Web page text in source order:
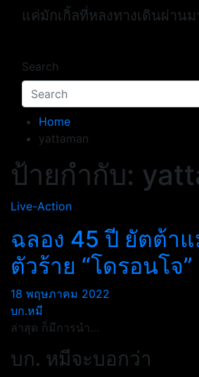
แค่มักเกิ้ลที่หลงทางเดินผ่าน
Search
Home
yattaman
ป้ายกำกับ:
Live-Action
ฉลอง 45 ปี ยัตต้า
ตัวร้าย “โดรอนโจ”
18 พฤษภาคม 2022
บก.หมี
ล่าสุด ก็มีการนำ…
บก. หมีจะบอกว่า